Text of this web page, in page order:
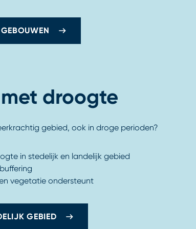
droogte
gebied, ook in droge perioden?
in stedelijk en landelijk gebied
vegetatie ondersteunt
GEBIED